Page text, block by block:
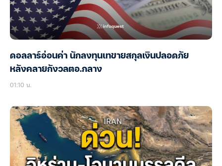
ดอลลาร์อ่อนค่า นักลงทุนเทขายสกุลเงินปลอดภัย
หลังคลายกังวลตอ.กลาง
01:10 น.